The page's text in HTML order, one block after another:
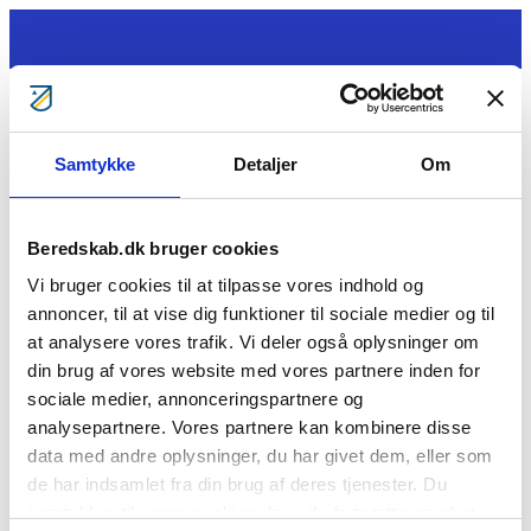
Samtykke Detaljer Om
Beredskab.dk bruger cookies
Vi bruger cookies til at tilpasse vores indhold og
annoncer, til at vise dig funktioner til sociale medier og til
at analysere vores trafik. Vi deler også oplysninger om
din brug af vores website med vores partnere inden for
sociale medier, annonceringspartnere og
analysepartnere. Vores partnere kan kombinere disse
data med andre oplysninger, du har givet dem, eller som
de har indsamlet fra din brug af deres tjenester. Du
Tag ansvar
Bliv Brandmand
Kontakt
Søg
Paw Erstrup
Cookie- og privatlivspolitik
BorgerBeredskabet BlivBrandmandNuBlivFrivilligNuFor
medlemmerÅrsberetninger